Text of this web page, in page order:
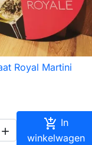
Snel bekijken
Royal Martini

 In
winkelwagen